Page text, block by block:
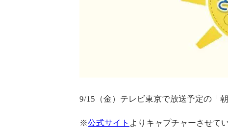
9/15（金）テレビ東京で放送予定の「
※公式サイト よりキャプチャーさせて